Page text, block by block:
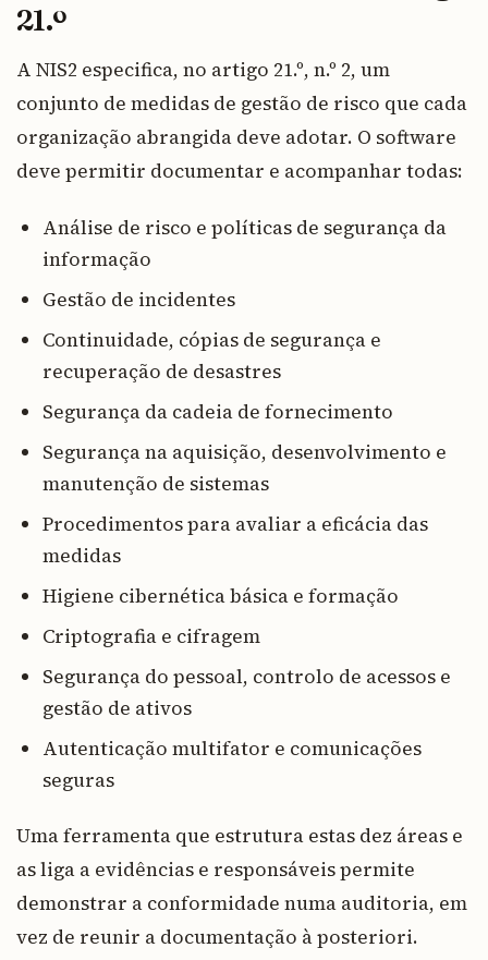
21.º
A NIS2 especifica, no artigo 21.º, n.º 2, um
conjunto de medidas de gestão de risco que cada
organização abrangida deve adotar. O software
deve permitir documentar e acompanhar todas:
Análise de risco e políticas de segurança da
informação
Gestão de incidentes
Continuidade, cópias de segurança e
recuperação de desastres
Segurança da cadeia de fornecimento
Segurança na aquisição, desenvolvimento e
manutenção de sistemas
Procedimentos para avaliar a eficácia das
medidas
Higiene cibernética básica e formação
Criptografia e cifragem
Segurança do pessoal, controlo de acessos e
gestão de ativos
Autenticação multifator e comunicações
seguras
Uma ferramenta que estrutura estas dez áreas e
as liga a evidências e responsáveis permite
demonstrar a conformidade numa auditoria, em
vez de reunir a documentação à posteriori.